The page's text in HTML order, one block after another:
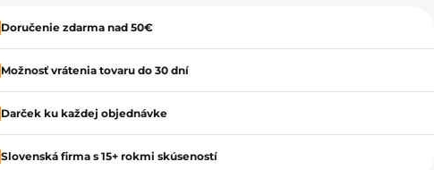
Trnava - City Arena
Žilina - Aupark
Doručenie zdarma nad 50€
Možnosť vrátenia tovaru do 30 dní
Darček ku každej objednávke
Slovenská firma s 15+ rokmi skúseností